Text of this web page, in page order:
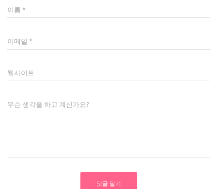
이름 *
이메일 *
웹사이트
무슨 생각을 하고 계신가요?